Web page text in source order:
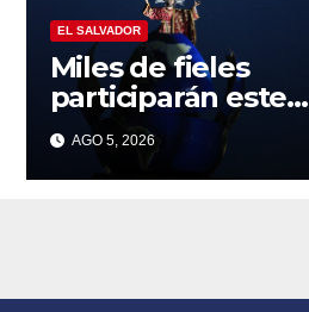
EL SALVADOR
Miles de fieles
participarán este 5
de agosto en la
tradicional Bajada
del Divino
AGO 5, 2026